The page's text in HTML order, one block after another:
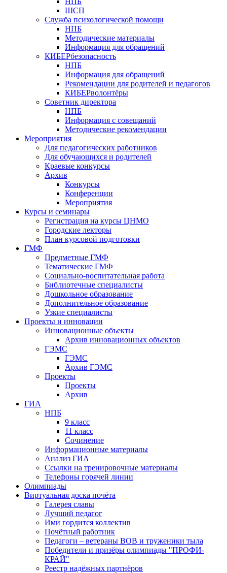
ШСП
Служба психологической помощи
НПБ
Методические материалы
Информация для обращений
КИБЕРбезопасность
НПБ
Информация для обращений
Рекомендации для родителей и педагогов
КИБЕРволонтёры
Советник директора
НПБ
Информация с совещаний
Методические рекомендации
Мероприятия
Для педагогических работников
Для обучающихся и родителей
Краевые конкурсы
Архив
Конкурсы
Конференции
Мероприятия
Курсы и семинары
Регистрация на курсы ЦНМО
Городские лекторы
План курсовой подготовки
ГМФ
Предметные ГМФ
Тематические ГМФ
Социально-воспитательная работа
Библиотечные специалисты
Дошкольное образование
Дополнительное образование
Узкие специалисты
Проекты и инновации
Инновационные объекты
Архив инновационных объектов
ГЭМС
ГЭМС
Архив ГЭМС
Проекты
Проекты
Архив
ГИА
НПБ
9 класс
11 класс
Сочинение
Информационные материалы
Анализ ГИА
Ссылки на тренировочные материалы
Телефоны горячей линии
Олимпиады
Виртуальная доска почёта
Галерея славы
Лучший педагог
Ими гордится коллектив
Почётный работник
Педагоги – ветераны ВОВ и труженики тыла
Победители и призёры олимпиады "ПРОФИ-
КРАЙ"
Реестр надёжных партнёров